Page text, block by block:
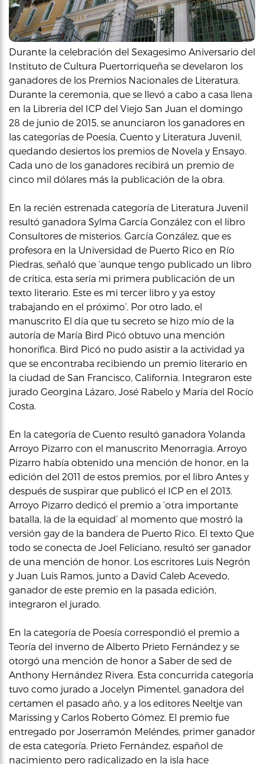
Durante la celebración del Sexagesimo Aniversario del
Instituto de Cultura Puertorriqueña se develaron los
ganadores de los Premios Nacionales de Literatura.
Durante la ceremonia, que se llevó a cabo a casa llena
en la Librería del ICP del Viejo San Juan el domingo
28 de junio de 2015, se anunciaron los ganadores en
las categorías de Poesía, Cuento y Literatura Juvenil,
quedando desiertos los premios de Novela y Ensayo.
Cada uno de los ganadores recibirá un premio de
cinco mil dólares más la publicación de la obra.
En la recién estrenada categoría de Literatura Juvenil
resultó ganadora Sylma García González con el libro
Consultores de misterios. García González, que es
profesora en la Universidad de Puerto Rico en Río
Piedras, señaló que ‘aunque tengo publicado un libro
de crítica, esta sería mi primera publicación de un
texto literario. Este es mi tercer libro y ya estoy
trabajando en el próximo’. Por otro lado, el
manuscrito El día que tu secreto se hizo mío de la
autoría de María Bird Picó obtuvo una mención
honorífica. Bird Picó no pudo asistir a la actividad ya
que se encontraba recibiendo un premio literario en
la ciudad de San Francisco, California. Integraron este
jurado Georgina Lázaro, José Rabelo y María del Rocío
Costa.
En la categoría de Cuento resultó ganadora Yolanda
Arroyo Pizarro con el manuscrito Menorragia. Arroyo
Pizarro había obtenido una mención de honor, en la
edición del 2011 de estos premios, por el libro Antes y
después de suspirar que publicó el ICP en el 2013.
Arroyo Pizarro dedicó el premio a ‘otra importante
batalla, la de la equidad’ al momento que mostró la
versión gay de la bandera de Puerto Rico. El texto Que
todo se conecta de Joel Feliciano, resultó ser ganador
de una mención de honor. Los escritores Luis Negrón
y Juan Luis Ramos, junto a David Caleb Acevedo,
ganador de este premio en la pasada edición,
integraron el jurado.
En la categoría de Poesía correspondió el premio a
Teoría del inverno de Alberto Prieto Fernández y se
otorgó una mención de honor a Saber de sed de
Anthony Hernández Rivera. Esta concurrida categoría
tuvo como jurado a Jocelyn Pimentel, ganadora del
certamen el pasado año, y a los editores Neeltje van
Marissing y Carlos Roberto Gómez. El premio fue
entregado por Joserramón Meléndes, primer ganador
de esta categoría. Prieto Fernández, español de
nacimiento pero radicalizado en la isla hace